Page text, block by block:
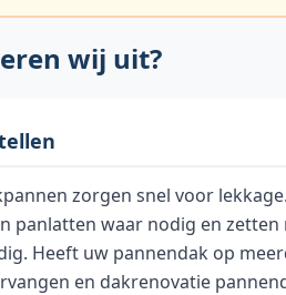
wij uit?
zorgen snel voor
panlatten waar nodig en
Heeft uw pannendak op
en dakrenovatie